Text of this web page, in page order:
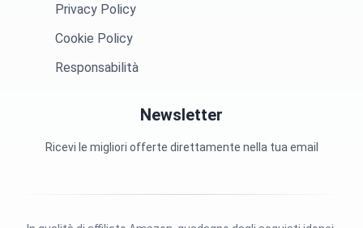
Privacy Policy
Cookie Policy
Responsabilità
Newsletter
Ricevi le migliori offerte direttamente nella tua email